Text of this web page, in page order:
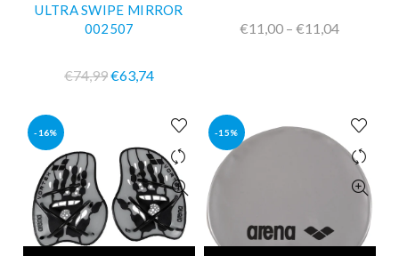
ULTRA SWIPE MIRROR
002507
€74,99€63,74
€11,00 – €11,04
-16% -15%